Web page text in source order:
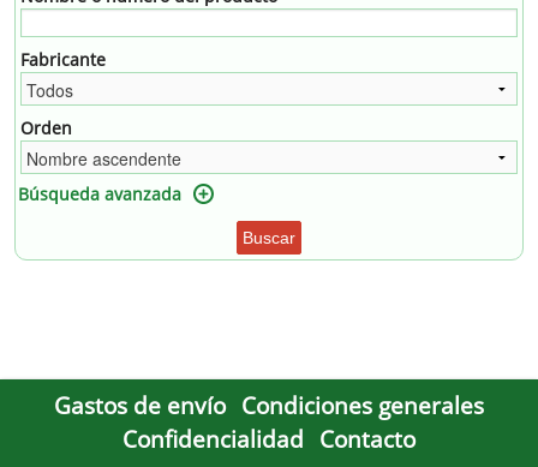
Fabricante
Orden
Búsqueda avanzada
Buscar
Gastos de envío Condiciones generales
Confidencialidad Contacto